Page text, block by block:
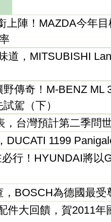
上陣！MAZDA今年
道，MITSUBISHI
傳奇！M-BENZ ML
駕（下）
，台灣預計第二季問
DUCATI 1199
行！HYUNDAI將以
，BOSCH為德國最受
件大回饋，賀2011年